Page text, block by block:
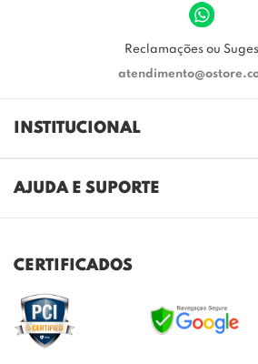
Reclamações ou
INSTITUCIONAL
REGULAMENTO CASHBACK
AJUDA E SUPORTE
TROCAS E DEVOLUÇÕES
ENVIO E ENTREGA
DÚVIDAS FREQUENTES
CERTIFICADOS